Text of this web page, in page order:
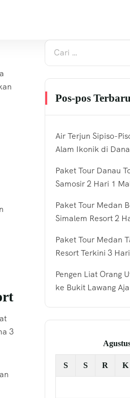
3
Pos-pos Terbaru
Air Terjun Sipiso-
Alam Ikonik di
Paket Tour Danau
Samosir 2 Hari 1
Paket Tour Medan
Simalem Resort 2
Paket Tour Medan
Resort Terkini 3
Pengen Liat Orang
ke Bukit Lawang Aja
S S R K